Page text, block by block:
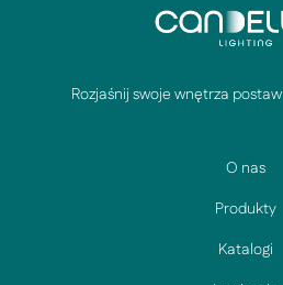
Rozjaśnij swoje wnętrza
O nas
Produkty
Katalogi